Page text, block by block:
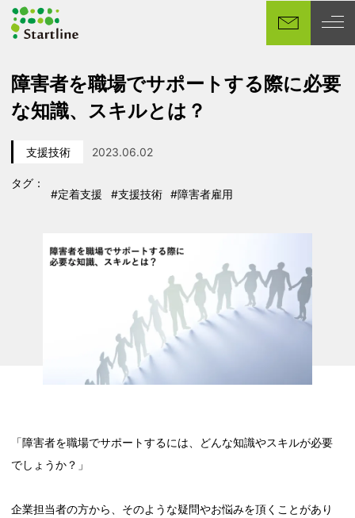
イ
へ
障害者を職場でサポートする際に必要
な知識、スキルとは？
カテゴリー
支援技術
投稿日
2023.06.02
タグ：
タグ
#定着支援
タグ
#支援技術
タグ
#障害者雇用
「障害者を職場でサポートするには、どんな知識やスキルが必要
でしょうか？」
企業担当者の方から、そのような疑問やお悩みを頂くことがあり